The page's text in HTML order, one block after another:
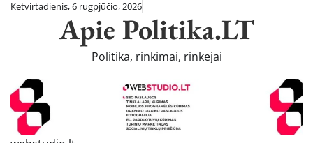
SkipKetvirtadienis, 6 rugpjūčio, 2026
Apie Politika.LT
Politika, rinkimai, rinkejai